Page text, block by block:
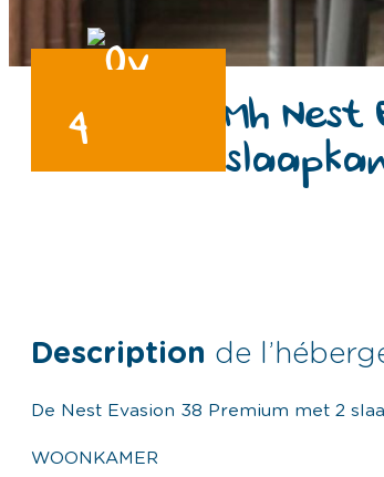
4
Mh Nest
Description de
De Nest Evasion 38 Premium met 2
WOONKAMER